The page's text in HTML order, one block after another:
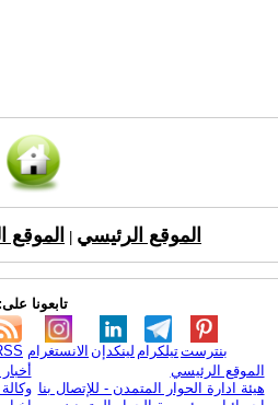
الموقع الرئيسي الموقع
تابعونا على:
الانستغرام لينكدإن تيلكرامبنترست
الموقع الرئيسي
هيئة ادارة الحوار المتمدن - للإتصال بنا